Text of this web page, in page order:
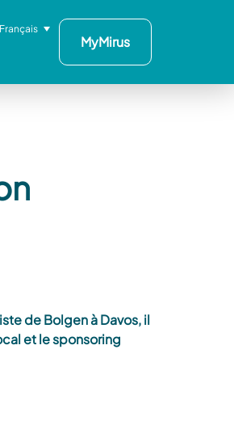
MyMirus
Français
de Bolgen à Davos, il
et le sponsoring